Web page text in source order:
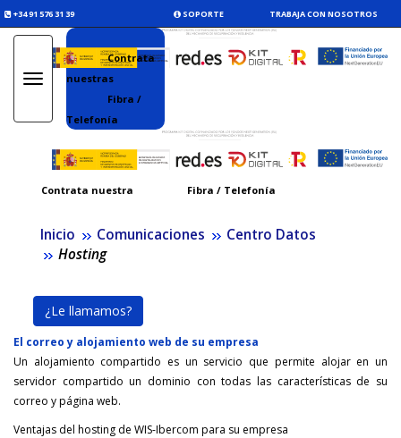
+34 91 576 31 39 SOPORTE TRABAJA CON NOSOTROS
Toggle
Contrata
nuestras
Fibra /
Telefonía
Contrata nuestra Fibra / Telefonía
Inicio Comunicaciones
Centro Datos
Hosting
¿Le llamamos?
El correo y alojamiento web de su empresa
Un alojamiento compartido es un servicio que permite alojar en un
servidor compartido un dominio con todas las características de su
correo y página web.
Ventajas del hosting de WIS-Ibercom para su empresa